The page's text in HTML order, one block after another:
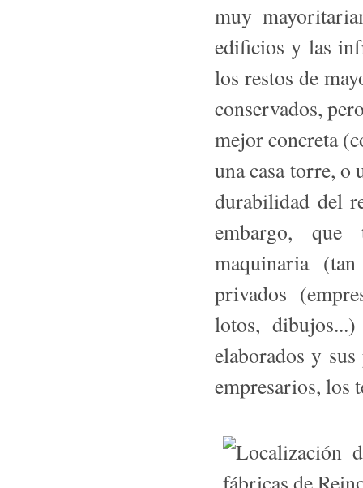
muy
edificios y las
los restos de
conser­vados,
mejor concreta
una casa torre,
durabilidad del
embargo, que
maquinaria
privados
lotos,
elaborados y
empresarios, los